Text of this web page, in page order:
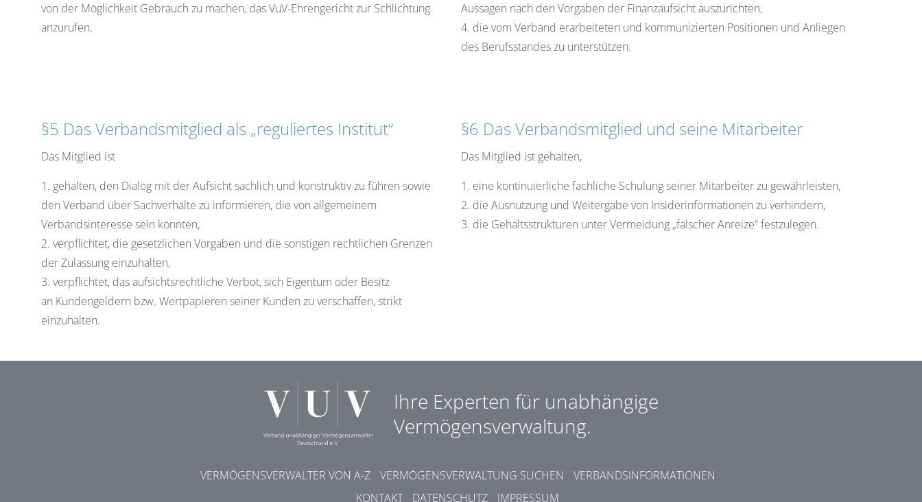
von der Möglichkeit Gebrauch zu machen, das VuV-Ehrengericht zur Schlichtung
anzurufen.
Aussagen nach den Vorgaben der Finanzaufsicht auszurichten,
4. die vom Verband erarbeiteten und kommunizierten Positionen und Anliegen
des Berufsstandes zu unterstützen.
§5 Das Verbandsmitglied als „reguliertes Institut“
Das Mitglied ist
1. gehalten, den Dialog mit der Aufsicht sachlich und konstruktiv zu führen sowie
den Verband über Sachverhalte zu informieren, die von allgemeinem
Verbandsinteresse sein könnten,
2. verpflichtet, die gesetzlichen Vorgaben und die sonstigen rechtlichen Grenzen
der Zulassung einzuhalten,
3. verpflichtet, das aufsichtsrechtliche Verbot, sich Eigentum oder Besitz
an Kundengeldern bzw. Wertpapieren seiner Kunden zu verschaffen, strikt
einzuhalten.
§6 Das Verbandsmitglied und seine Mitarbeiter
Das Mitglied ist gehalten,
1. eine kontinuierliche fachliche Schulung seiner Mitarbeiter zu gewährleisten,
2. die Ausnutzung und Weitergabe von Insiderinformationen zu verhindern,
3. die Gehaltsstrukturen unter Vermeidung „falscher Anreize“ festzulegen.
Ihre Experten für unabhängige
Vermögensverwaltung.
VERMÖGENSVERWALTER VON A-Z VERMÖGENSVERWALTUNG SUCHEN
VERBANDSINFORMATIONEN
KONTAKT
DATENSCHUTZ IMPRESSUM